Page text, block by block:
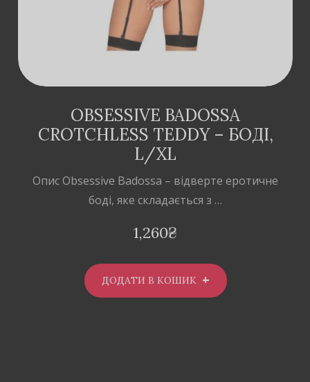
OBSESSIVE BADOSSA
CROTCHLESS TEDDY – БОДІ,
L/XL
Опис Obsessive Badossa – відверте еротичне
боді, яке складається з …
1,260₴
ДОДАТИ В КОШИК